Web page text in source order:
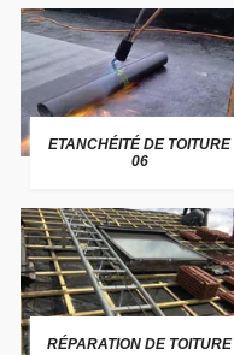
ETANCHÉITÉ DE TOITURE
06
RÉPARATION DE TOITURE